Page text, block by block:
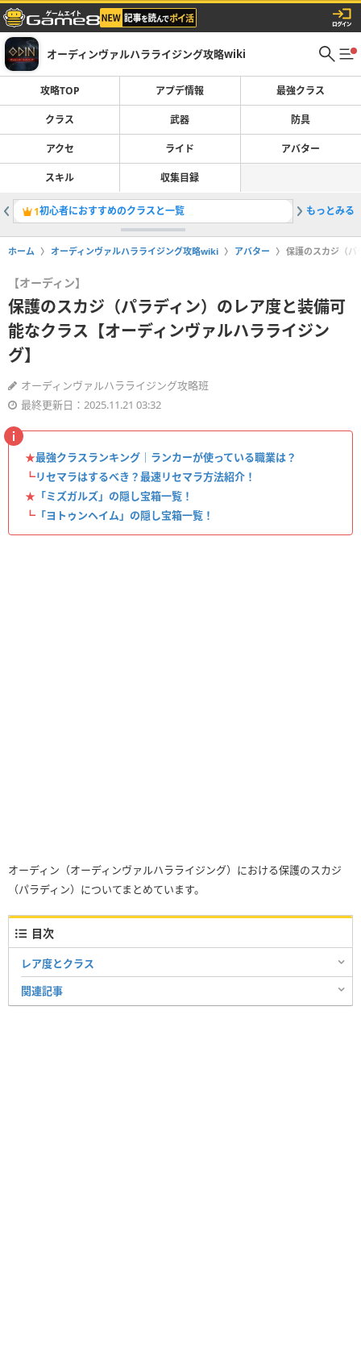
オーディンヴァルハラライジング攻略wiki
攻略TOP アプデ情報 最強クラス
クラス 武器 防具
アクセ ライド アバター
スキル 収集目録
1初心者におすすめのクラスと一覧 2サーバ
もっとみる
ホーム オーディンヴァルハラライジング攻略wiki アバター 保護のスカジ（パ
【オーディン】
保護のスカジ（パラディン）のレア度と装備可
能なクラス【オーディンヴァルハラライジン
グ】
オーディンヴァルハラライジング攻略班
最終更新日：2025.11.21 03:32
★最強クラスランキング｜ランカーが使っている職業は？
┗リセマラはするべき？最速リセマラ方法紹介！
★ 「ミズガルズ」の隠し宝箱一覧！
┗ 「ヨトゥンヘイム」の隠し宝箱一覧！
オーディン（オーディンヴァルハラライジング）における保護のスカジ
（パラディン）についてまとめています。
目次
レア度とクラス
関連記事